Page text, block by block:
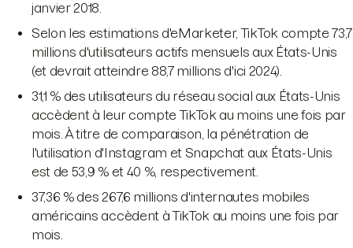
janvier 2018.
Selon les estimations d'eMarketer, TikTok compte 73,7
millions d'utilisateurs actifs mensuels aux États-Unis
(et devrait atteindre 88,7 millions d'ici 2024).
31,1 % des utilisateurs du réseau social aux États-Unis
accèdent à leur compte TikTok au moins une fois par
mois. À titre de comparaison, la pénétration de
l'utilisation d'Instagram et Snapchat aux États-Unis
est de 53,9 % et 40 %, respectivement.
37,36 % des 267,6 millions d'internautes mobiles
américains accèdent à TikTok au moins une fois par
mois.